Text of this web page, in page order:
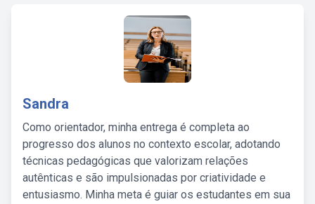
Sandra
Como orientador, minha entrega é completa ao
progresso dos alunos no contexto escolar, adotando
técnicas pedagógicas que valorizam relações
autênticas e são impulsionadas por criatividade e
entusiasmo. Minha meta é guiar os estudantes em sua